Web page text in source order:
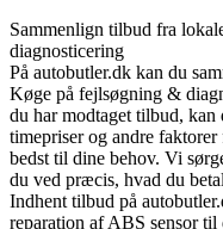
Sammenlign tilbud fra
diagnosticering
På autobutler.dk kan du
Køge på fejlsøgning &
du har modtaget tilbud, kan
timepriser og andre
bedst til dine behov. Vi
du ved præcis, hvad du
Indhent tilbud på
reparation af ABS sensor